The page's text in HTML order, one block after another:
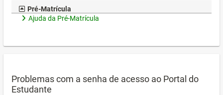
Pré-Matrícula
Ajuda da Pré-Matrícula
Problemas com a senha de acesso ao Portal do
Estudante